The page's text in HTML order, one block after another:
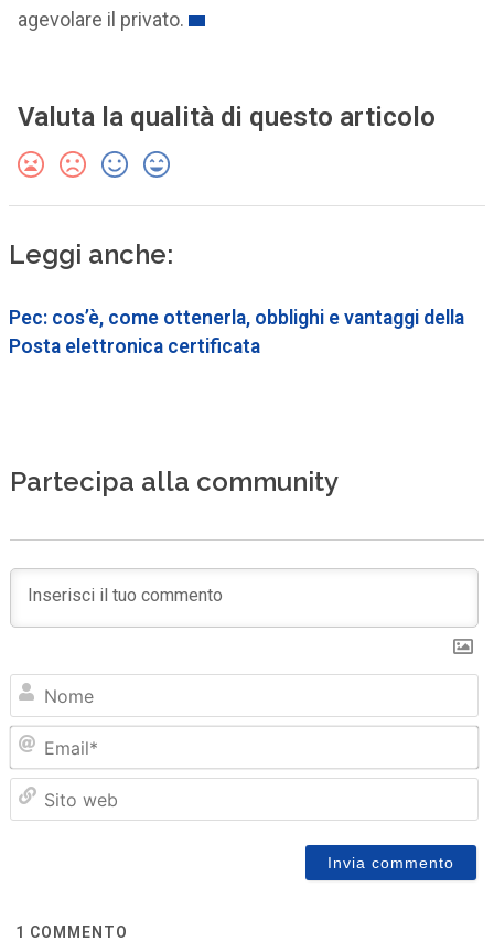
agevolare il privato.
Valuta la qualità di questo articolo
Leggi anche:
Pec: cos’è, come ottenerla, obblighi e vantaggi della
Posta elettronica certificata
Partecipa alla community
1 COMMENTO